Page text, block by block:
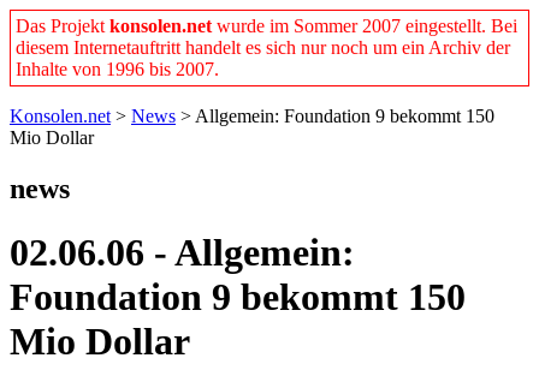
Das Projekt konsolen.net wurde im Sommer 2007 eingestellt. Bei
diesem Internetauftritt handelt es sich nur noch um ein Archiv der
Inhalte von 1996 bis 2007.
Konsolen.net > News > Allgemein: Foundation 9 bekommt 150
Mio Dollar
news
02.06.06 - Allgemein:
Foundation 9 bekommt 150
Mio Dollar